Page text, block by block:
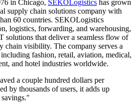
in Chicago, SEKOLogistics has grown
supply chain solutions company with
60 countries. SEKOLogistics
logistics, forwarding, and warehousing,
solutions that deliver a seamless flow of
chain visibility. The company serves a
fashion, retail, aviation, medical,
and hotel industries worldwide.
a couple hundred dollars per
by thousands of users, it adds up